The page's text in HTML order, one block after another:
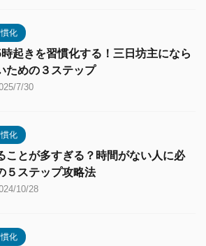
化
起きを習慣化する！三日坊主になら
ための３ステップ
7/30
化
ことが多すぎる？時間がない人に必
５ステップ攻略法
10/28
化